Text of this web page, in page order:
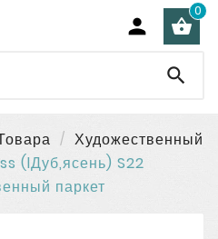
 
0

Художественный
(lДуб,ясень) S22
паркет